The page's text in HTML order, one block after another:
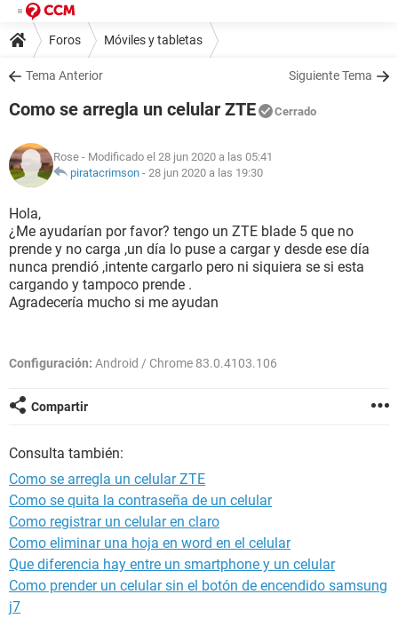
Foros Móviles y tabletas
Tema Anterior Siguiente Tema
Como se arregla un celular ZTE Cerrado
Rose - Modificado el 28 jun 2020 a las 05:41
piratacrimson - 28 jun 2020 a las 19:30
Hola,
¿Me ayudarían por favor? tengo un ZTE blade 5 que no
prende y no carga ,un día lo puse a cargar y desde ese día
nunca prendió ,intente cargarlo pero ni siquiera se si esta
cargando y tampoco prende .
Agradecería mucho si me ayudan
Configuración: Android / Chrome 83.0.4103.106
Compartir
Consulta también:
Como se arregla un celular ZTE
Como se quita la contraseña de un celular
Como registrar un celular en claro
Como eliminar una hoja en word en el celular
Que diferencia hay entre un smartphone y un celular
Como prender un celular sin el botón de encendido samsung
j7